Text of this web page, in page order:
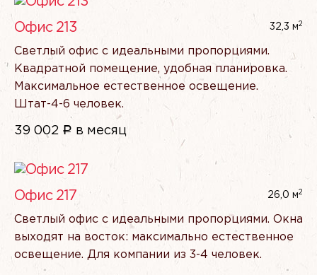
Офис 213 32,3 м2
Светлый офис с идеальными пропорциями.
Квадратной помещение, удобная планировка.
Максимальное естественное освещение.
Штат-4-6 человек.
39 002 Р в месяц
Офис 217 26,0 м2
Светлый офис с идеальными пропорциями. Окна
выходят на восток: максимально естественное
освещение. Для компании из 3-4 человек.